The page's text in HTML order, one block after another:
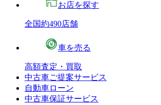
お店を探す
全国約490店舗
車を売る
高額査定・買取
中古車ご提案サービス
自動車ローン
中古車保証サービス